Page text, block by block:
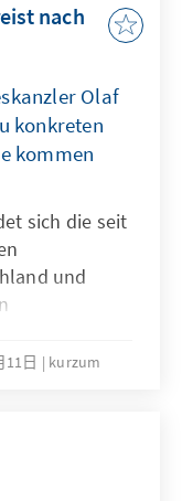
sondern
in
die letzte
Vietnams
mit
1989). Auch
der
explizit
diese
jedoch etwas
auch (wieder)
nach
Olaf
konkreten
kommen
sich die seit
und
der
und Energie
der Politik
11日 kurzum